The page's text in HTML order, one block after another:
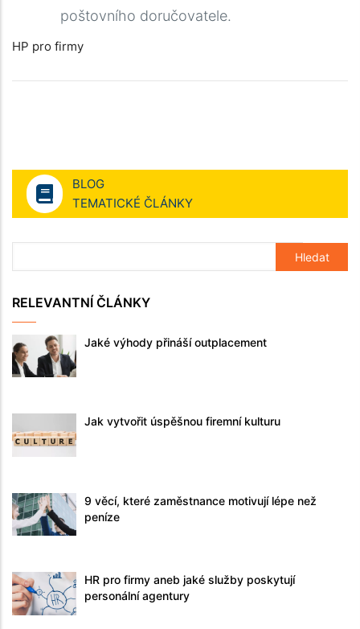
poštovního doručovatele.
HP pro firmy
BLOG
TEMATICKÉ ČLÁNKY
RELEVANTNÍ ČLÁNKY
Jaké výhody přináší outplacement
Jak vytvořit úspěšnou firemní kulturu
9 věcí, které zaměstnance motivují lépe než
peníze
HR pro firmy aneb jaké služby poskytují
personální agentury